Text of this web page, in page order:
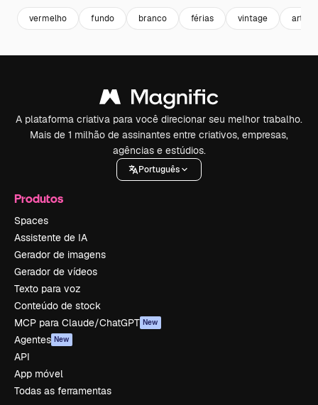
vermelho fundo branco férias vintage arte
A plataforma criativa para você direcionar seu melhor trabalho.
Mais de 1 milhão de assinantes entre criativos, empresas,
agências e estúdios.
Português
Produtos
Spaces
Assistente de IA
Gerador de imagens
Gerador de vídeos
Texto para voz
Conteúdo de stock
MCP para Claude/ChatGPT New
Agentes New
API
App móvel
Todas as ferramentas